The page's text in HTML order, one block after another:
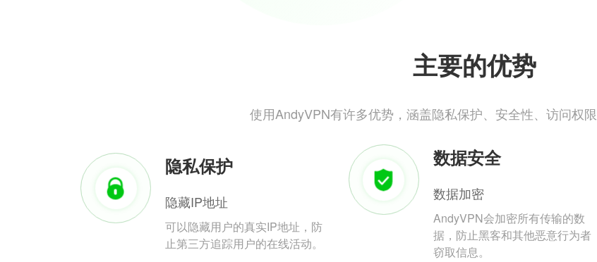
主要的优势
使用AndyVPN有许多优势，涵盖隐私保护、安全性、访问权
隐私保护
隐藏IP地址
可以隐藏用户的真实IP地址，防
止第三方追踪用户的在线活动。
数据安全
数据加密
AndyVPN会加密所有传输的数
据，防止黑客和其他恶意行为者
窃取信息。